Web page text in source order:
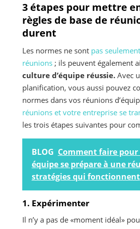
3 étapes pour mettre
règles de base de
durent
Les normes ne sont pas
réunions; ils peuvent également
culture d’équipe réussie.Avec
planification, vous aussi pouvez
normes dans vos réunions
réunions et votre entreprise se
les trois étapes suivantes pour
BLOG Comment faire pour
équipe se prépare à une
stratégies qui fonctionnent
1. Expérimenter
Il n’y a pas de «moment idéal»